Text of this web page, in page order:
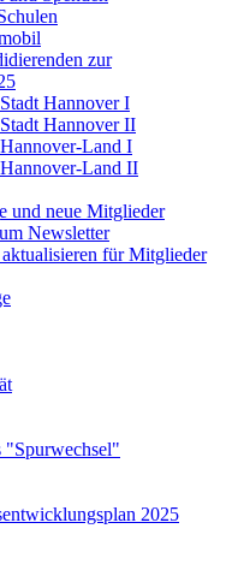
zur
Hannover I
Hannover II
Land I
Land II
und neue Mitglieder
Newsletter
für Mitglieder
"Spurwechsel"
2025